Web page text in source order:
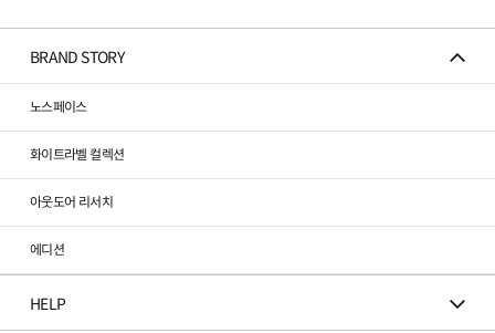
BRAND STORY
노스페이스
화이트라벨 컬렉션
아웃도어 리서치
에디션
HELP